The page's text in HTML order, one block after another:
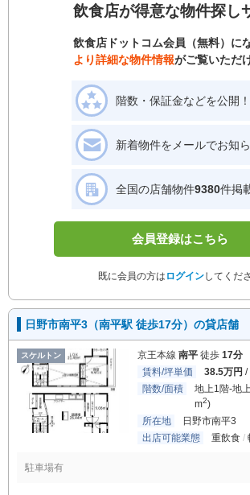
飲食店が得意な物件探し
飲食店ドットコム会員（無料）に
より詳細な物件情報がご覧いただ
階数・保証金などを公開！
新着物件をメールでお知ら
全国の店舗物件9380件掲
会員登録はこちら
既に会員の方は ログインしてくだ
日野市南平3（南平駅 徒歩17分）の貸店舗
スケルトン 京王本線 南平 徒歩 17分
賃料/坪単価
38.5万円 /
階数/面積
地上1階-地
m2)
所在地
日野市南平3
出店可能業態
重飲食
駐車場有